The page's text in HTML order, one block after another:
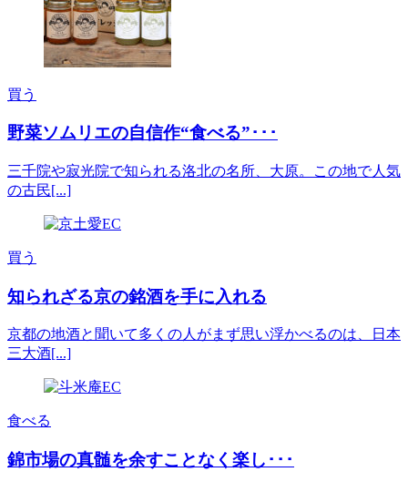
買う
野菜ソムリエの自信作“食べる”･･･
三千院や寂光院で知られる洛北の名所、大原。この地で人気
の古民[...]
買う
知られざる京の銘酒を手に入れる
京都の地酒と聞いて多くの人がまず思い浮かべるのは、日本
三大酒[...]
食べる
錦市場の真髄を余すことなく楽し･･･